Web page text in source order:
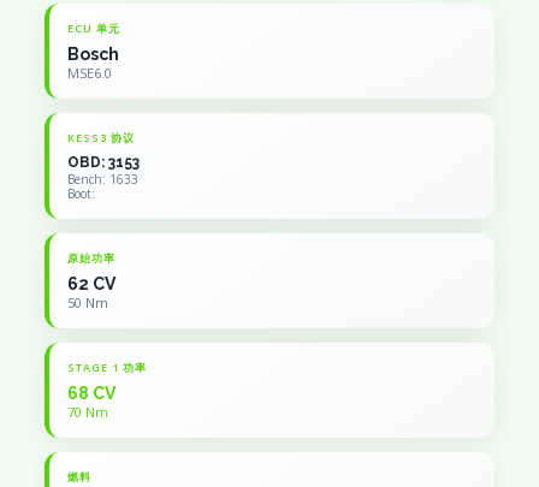
ECU 单元
Bosch
MSE6.0
KESS3 协议
OBD: 3153
Bench: 1633
Boot:
原始功率
62 CV
50 Nm
STAGE 1 功率
68 CV
70 Nm
燃料